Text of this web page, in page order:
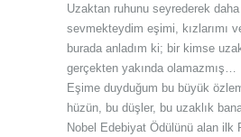
Uzaktan ruhunu seyrederek
sevmekteydim eşimi, kızlarımı
burada anladım ki; bir kimse
gerçekten yakında olamazmış…
Eşime duyduğum bu büyük
hüzün, bu düşler, bu uzaklık
Nobel Edebiyat Ödülünü alan ilk